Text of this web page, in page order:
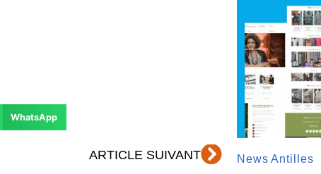
WhatsApp
ARTICLE SUIVANTSuivantNews Antilles